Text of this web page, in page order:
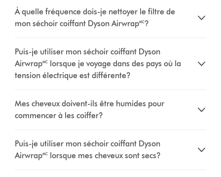
À quelle fréquence dois-je nettoyer le filtre de
mon séchoir coiffant Dyson Airwrap🅪?
Puis-je utiliser mon séchoir coiffant Dyson
Airwrap🅪 lorsque je voyage dans des pays où la
tension électrique est différente?
Mes cheveux doivent-ils être humides pour
commencer à les coiffer?
Puis-je utiliser mon séchoir coiffant Dyson
Airwrap🅪 lorsque mes cheveux sont secs?